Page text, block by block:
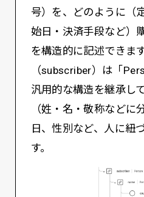
号）を、どのように（
始日・決済手段など）
を構造的に記述できま
（subscriber）は「
汎用的な構造を継承し
（姓・名・敬称などに
日、性別など、人に紐
す。